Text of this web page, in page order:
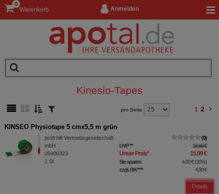
Anmelden
Warenkorb
0
Kinesio-Tapes
pro Seite 1 2
KINSEO Physiotape 5 cmx5,5 m grün
profi hifi Vertriebsgesellschaft
mbH
05900323
1 St
0
UVP** 19,99 €
Unser Preis* 15,99 €
Sie sparen 4,00 €(20%)
zzgl. BK**** 4,90 €
Details